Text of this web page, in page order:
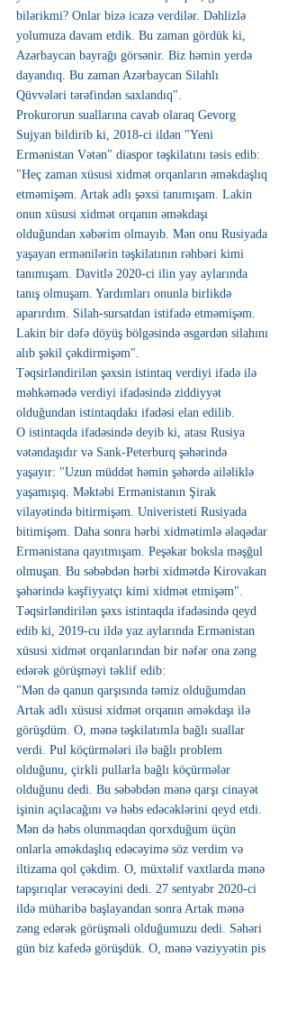
bilərikmi? Onlar bizə icazə verdilər. Dəhlizlə
yolumuza davam etdik. Bu zaman gördük ki,
Azərbaycan bayrağı görsənir. Biz həmin yerdə
dayandıq. Bu zaman Azərbaycan Silahlı
Qüvvələri tərəfindən saxlandıq".
Prokurorun suallarına cavab olaraq Gevorg
Sujyan bildirib ki, 2018-ci ildən "Yeni
Ermənistan Vətən" diaspor təşkilatını təsis edib:
"Heç zaman xüsusi xidmət orqanların əməkdaşlıq
etməmişəm. Artak adlı şəxsi tanımışam. Lakin
onun xüsusi xidmət orqanın əməkdaşı
olduğundan xəbərim olmayıb. Mən onu Rusiyada
yaşayan ermənilərin təşkilatının rəhbəri kimi
tanımışam. Davitlə 2020-ci ilin yay aylarında
tanış olmuşam. Yardımları onunla birlikdə
aparırdım. Silah-sursatdan istifadə etməmişəm.
Lakin bir dəfə döyüş bölgəsində əsgərdən silahını
alıb şəkil çəkdirmişəm".
Təqsirləndirilən şəxsin istintaq verdiyi ifadə ilə
məhkəmədə verdiyi ifadəsində ziddiyyət
olduğundan istintaqdakı ifadəsi elan edilib.
O istintaqda ifadəsində deyib ki, atası Rusiya
vətəndaşıdır və Sank-Peterburq şəhərində
yaşayır: "Uzun müddət həmin şəhərdə ailəliklə
yaşamışıq. Məktəbi Ermənistanın Şirak
vilayətində bitirmişəm. Univeristeti Rusiyada
bitimişəm. Daha sonra hərbi xidmətimlə əlaqədar
Ermənistana qayıtmışam. Peşəkar boksla məşğul
olmuşan. Bu səbəbdən hərbi xidmətdə Kirovakan
şəhərində kəşfiyyatçı kimi xidmət etmişəm".
Təqsirləndirilən şəxs istintaqda ifadəsində qeyd
edib ki, 2019-cu ildə yaz aylarında Ermənistan
xüsusi xidmət orqanlarından bir nəfər ona zəng
edərək görüşməyi təklif edib:
"Mən də qanun qarşısında təmiz olduğumdan
Artak adlı xüsusi xidmət orqanın əməkdaşı ilə
görüşdüm. O, mənə təşkilatımla bağlı suallar
verdi. Pul köçürmələri ilə bağlı problem
olduğunu, çirkli pullarla bağlı köçürmələr
olduğunu dedi. Bu səbəbdən mənə qarşı cinayət
işinin açılacağını və həbs edəcəklərini qeyd etdi.
Mən də həbs olunmaqdan qorxduğum üçün
onlarla əməkdaşlıq edəcəyimə söz verdim və
iltizama qol çəkdim. O, müxtəlif vaxtlarda mənə
tapşırıqlar verəcəyini dedi. 27 sentyabr 2020-ci
ildə müharibə başlayandan sonra Artak mənə
zəng edərək görüşməli olduğumuzu dedi. Səhəri
gün biz kafedə görüşdük. O, mənə vəziyyətin pis